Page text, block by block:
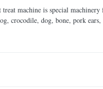
machine is special machinery
crocodile, dog, bone, pork